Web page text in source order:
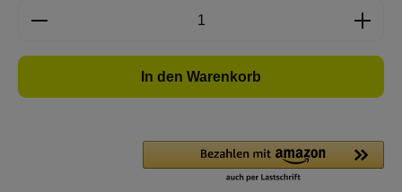
Produkt Anzahl: Gib den gewünschten
In den Warenkorb